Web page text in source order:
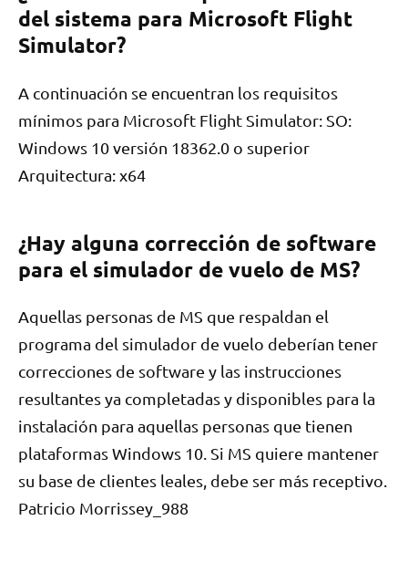
del sistema para Microsoft Flight
Simulator?
A continuación se encuentran los requisitos
mínimos para Microsoft Flight Simulator: SO:
Windows 10 versión 18362.0 o superior
Arquitectura: x64
¿Hay alguna corrección de software
para el simulador de vuelo de MS?
Aquellas personas de MS que respaldan el
programa del simulador de vuelo deberían tener
correcciones de software y las instrucciones
resultantes ya completadas y disponibles para la
instalación para aquellas personas que tienen
plataformas Windows 10. Si MS quiere mantener
su base de clientes leales, debe ser más receptivo.
Patricio Morrissey_988